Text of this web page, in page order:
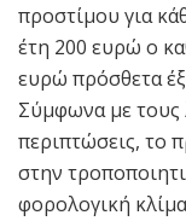
προστίμου για
έτη 200 ευρώ ο
ευρώ πρόσθετα
Σύμφωνα με τους
περιπτώσεις, το
στην
φορολογική